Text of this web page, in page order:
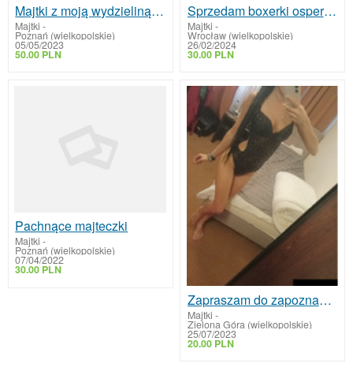
Majtki z moją wydzieliną śladami noszenia i zapach
Majtki -
Poznań (wielkopolskie)
05/05/2023
50.00 PLN
Sprzedam boxerki ospermione znoszone
Majtki -
Wrocław (wielkopolskie)
26/02/2024
30.00 PLN
Pachnące majteczki
Majtki -
Poznań (wielkopolskie)
07/04/2022
30.00 PLN
Zapraszam do zapoznania się z Moją ofertą
Majtki -
Zielona Góra (wielkopolskie)
25/07/2023
20.00 PLN